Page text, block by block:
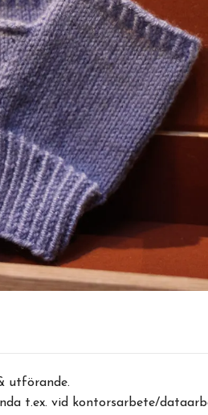
utförande.
t.ex. vid kontorsarbete/